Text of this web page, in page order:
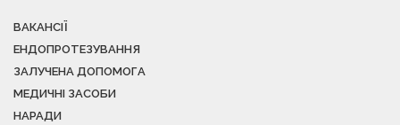
ВАКАНСІЇ
ЕНДОПРОТЕЗУВАННЯ
ЗАЛУЧЕНА ДОПОМОГА
МЕДИЧНІ ЗАСОБИ
НАРАДИ